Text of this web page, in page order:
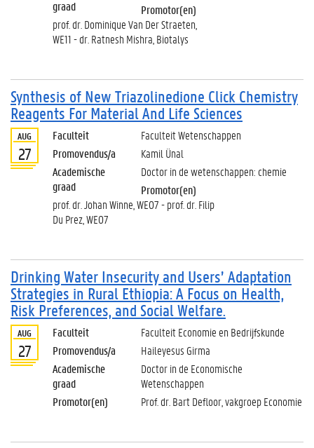
graad
Promotor(en)
prof. dr. Dominique Van Der Straeten,
WE11 - dr. Ratnesh Mishra, Biotalys
Synthesis of New Triazolinedione Click Chemistry
Reagents For Material And Life Sciences
AUG
27
Faculteit
Faculteit Wetenschappen
Promovendus/a
Kamil Ünal
Academische
graad
Doctor in de wetenschappen: chemie
Promotor(en)
prof. dr. Johan Winne, WE07 - prof. dr. Filip
Du Prez, WE07
Drinking Water Insecurity and Users’ Adaptation
Strategies in Rural Ethiopia: A Focus on Health,
Risk Preferences, and Social Welfare.
AUG
27
Faculteit
Faculteit Economie en Bedrijfskunde
Promovendus/a
Haileyesus Girma
Academische
graad
Doctor in de Economische
Wetenschappen
Promotor(en)
Prof. dr. Bart Defloor, vakgroep Economie